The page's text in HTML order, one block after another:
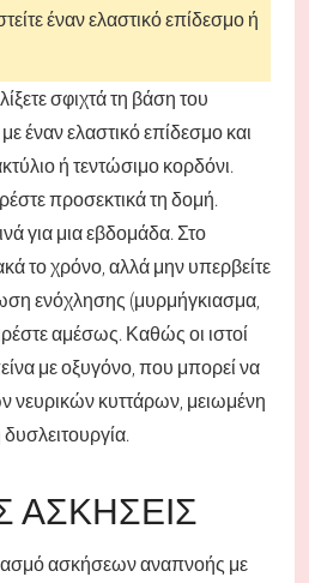
έναν ελαστικό επίδεσμο ή
σφιχτά τη βάση του
έναν ελαστικό επίδεσμο και
ή τεντώσιμο κορδόνι.
προσεκτικά τη δομή.
για μια εβδομάδα. Στο
το χρόνο, αλλά μην υπερβείτε
ενόχλησης (μυρμήγκιασμα,
αμέσως. Καθώς οι ιστοί
με οξυγόνο, που μπορεί να
νευρικών κυττάρων, μειωμένη
ΑΣΚΉΣΕΙΣ
ασκήσεων αναπνοής με